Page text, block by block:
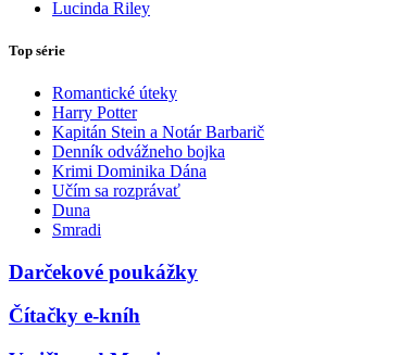
Lucinda Riley
Top série
Romantické úteky
Harry Potter
Kapitán Stein a Notár Barbarič
Denník odvážneho bojka
Krimi Dominika Dána
Učím sa rozprávať
Duna
Smradi
Darčekové poukážky
Čítačky e-kníh